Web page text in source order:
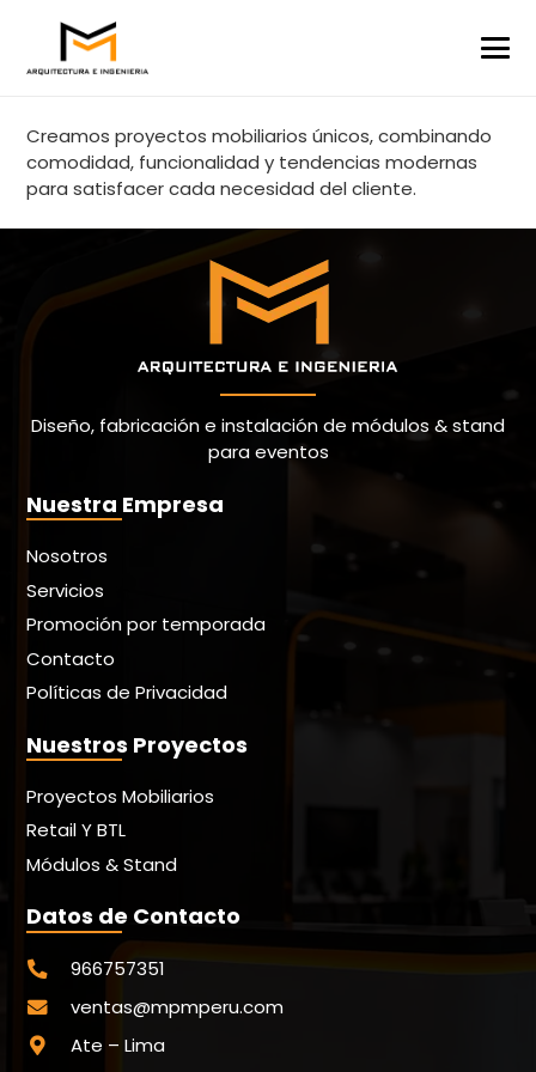
Creamos proyectos mobiliarios únicos, combinando
comodidad, funcionalidad y tendencias modernas
para satisfacer cada necesidad del cliente.
Diseño, fabricación e instalación de módulos & stand
para eventos
Nuestra Empresa
Nosotros
Servicios
Promoción por temporada
Contacto
Políticas de Privacidad
Nuestros Proyectos
Proyectos Mobiliarios
Retail Y BTL
Módulos & Stand
Datos de Contacto
966757351
ventas@mpmperu.com
Ate – Lima